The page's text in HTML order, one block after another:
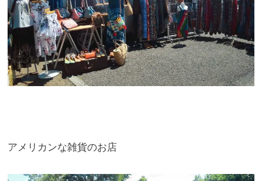
アメリカンな雑貨のお店